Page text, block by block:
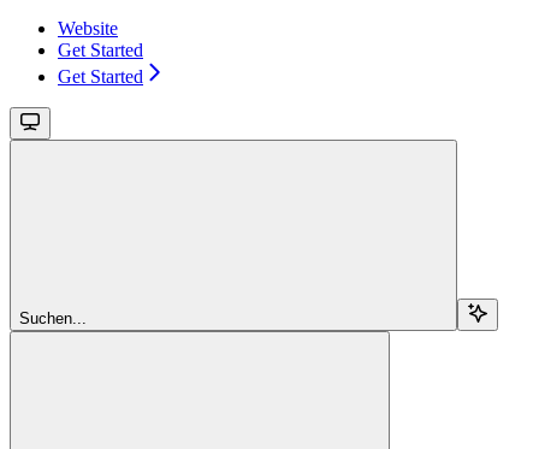
Website
Get Started
Get Started
Suchen...